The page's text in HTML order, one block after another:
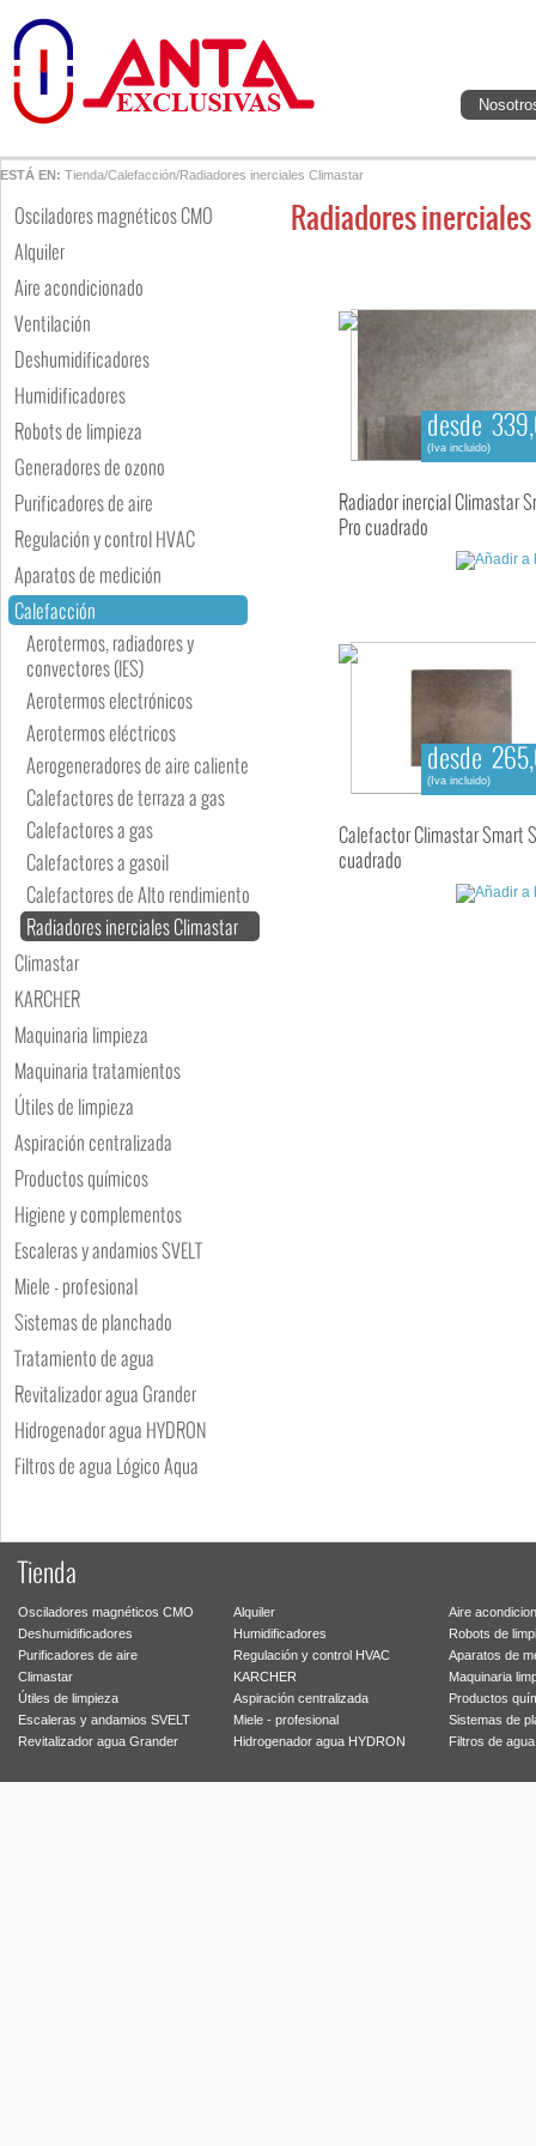
ESTÁ EN: Tienda/Calefacción/Radiadores inerciales Climastar
Osciladores magnéticos CMO
Alquiler
Aire acondicionado
Ventilación
Deshumidificadores
Humidificadores
Robots de limpieza
Generadores de ozono
Purificadores de aire
Regulación y control HVAC
Aparatos de medición
Calefacción
Aerotermos, radiadores y
convectores (IES)
Aerotermos electrónicos
Aerotermos eléctricos
Aerogeneradores de aire caliente
Calefactores de terraza a gas
Calefactores a gas
Calefactores a gasoil
Calefactores de Alto rendimiento
Radiadores inerciales Climastar
Climastar
KARCHER
Maquinaria limpieza
Maquinaria tratamientos
Útiles de limpieza
Aspiración centralizada
Productos químicos
Higiene y complementos
Escaleras y andamios SVELT
Miele - profesional
Sistemas de planchado
Tratamiento de agua
Revitalizador agua Grander
Hidrogenador agua HYDRON
Filtros de agua Lógico Aqua
Radiadores
Radiador inercial Climastar
Pro cuadrado
desde
(Iva incluido)
Calefactor Climastar Smart
cuadrado
desde
(Iva incluido)
Tienda
Osciladores magnéticos CMO Alquiler
Aire
Deshumidificadores
Humidificadores
Robots de
Purificadores de aire
Regulación y control HVAC
Aparatos de
Climastar
KARCHER
Maquinaria
Útiles de limpieza
Aspiración centralizada
Productos
Escaleras y andamios SVELT
Miele - profesional
Sistemas de
Revitalizador agua Grander
Hidrogenador agua HYDRON Filtros de